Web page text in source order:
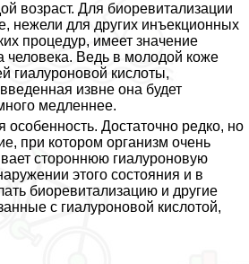
возраст. Для биоревитализации
нежели для других инъекционных
процедур, имеет значение
человека. Ведь в молодой коже
гиалуроновой кислоты,
извне она будет
медленнее.
особенность. Достаточно редко, но
при котором организм очень
стороннюю гиалуроновую
этого состояния и в
биоревитализацию и другие
с гиалуроновой кислотой,